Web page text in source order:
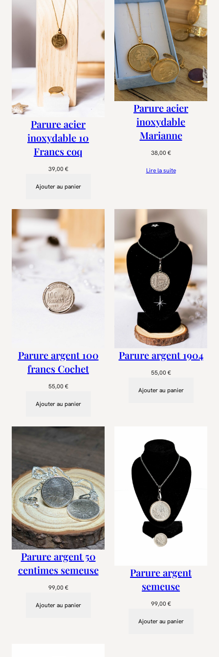
Parure acier
inoxydable 10
Francs coq
39,00 €
Ajouter au panier
Parure acier
inoxydable
Marianne
38,00 €
Lire la suite
Parure argent 100
francs Cochet
55,00 €
Ajouter au panier
Parure argent 1904
55,00 €
Ajouter au panier
Parure argent 50
centimes semeuse
99,00 €
Ajouter au panier
Parure argent
semeuse
99,00 €
Ajouter au panier